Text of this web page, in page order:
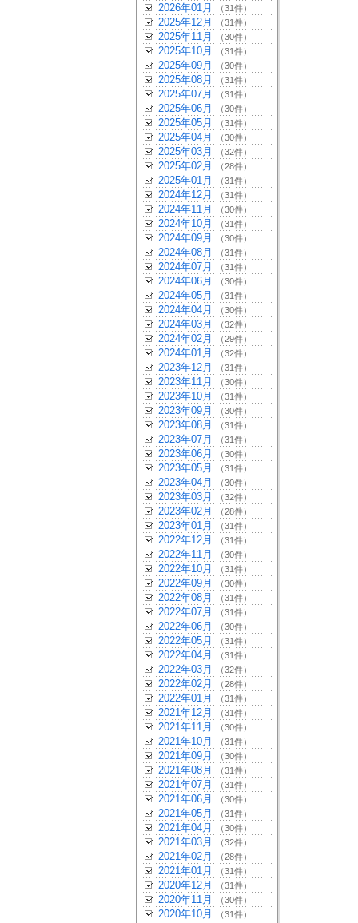
2026年01月 （31件）
2025年12月 （31件）
2025年11月 （30件）
2025年10月 （31件）
2025年09月 （30件）
2025年08月 （31件）
2025年07月 （31件）
2025年06月 （30件）
2025年05月 （31件）
2025年04月 （30件）
2025年03月 （32件）
2025年02月 （28件）
2025年01月 （31件）
2024年12月 （31件）
2024年11月 （30件）
2024年10月 （31件）
2024年09月 （30件）
2024年08月 （31件）
2024年07月 （31件）
2024年06月 （30件）
2024年05月 （31件）
2024年04月 （30件）
2024年03月 （32件）
2024年02月 （29件）
2024年01月 （32件）
2023年12月 （31件）
2023年11月 （30件）
2023年10月 （31件）
2023年09月 （30件）
2023年08月 （31件）
2023年07月 （31件）
2023年06月 （30件）
2023年05月 （31件）
2023年04月 （30件）
2023年03月 （32件）
2023年02月 （28件）
2023年01月 （31件）
2022年12月 （31件）
2022年11月 （30件）
2022年10月 （31件）
2022年09月 （30件）
2022年08月 （31件）
2022年07月 （31件）
2022年06月 （30件）
2022年05月 （31件）
2022年04月 （31件）
2022年03月 （32件）
2022年02月 （28件）
2022年01月 （31件）
2021年12月 （31件）
2021年11月 （30件）
2021年10月 （31件）
2021年09月 （30件）
2021年08月 （31件）
2021年07月 （31件）
2021年06月 （30件）
2021年05月 （31件）
2021年04月 （30件）
2021年03月 （32件）
2021年02月 （28件）
2021年01月 （31件）
2020年12月 （31件）
2020年11月 （30件）
2020年10月 （31件）